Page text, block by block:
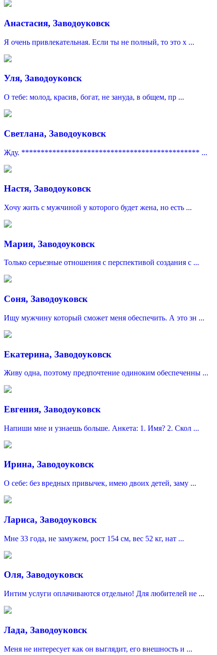
Анастасия, Заводоуковск
Я очень привлекательная. Если ты не полный, то это х ...
Уля, Заводоуковск
О тебе: молод, красив, богат, не зануда, в общем, пр ...
Светлана, Заводоуковск
Жду. ********************************************** ...
Настя, Заводоуковск
Хочу жить с мужчиной у которого будет жена, но есть ...
Мария, Заводоуковск
Только серьезные отношения с перспективой создания с ...
Соня, Заводоуковск
Ищу мужчину который сможет меня обеспечить. А это зн ...
Екатерина, Заводоуковск
Живу одна, поэтому предпочтение одиноким обеспеченны ...
Евгения, Заводоуковск
Напиши мне и узнаешь больше. Анкета: 1. Имя? 2. Скол ...
Ирина, Заводоуковск
О себе: без вредных привычек, имею двоих детей, заму ...
Лариса, Заводоуковск
Мне 33 года, не замужем, рост 154 см, вес 52 кг, нат ...
Оля, Заводоуковск
Интим услуги оплачиваются отдельно! Для любителей не ...
Лада, Заводоуковск
Меня не интересует как он выглядит, его внешность и ...